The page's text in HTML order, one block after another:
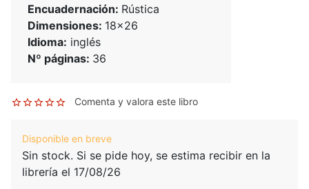
Encuadernación: Rústica
Dimensiones: 18x26
Idioma: inglés
Nº páginas: 36
Comenta y valora este libro
Disponible en breve
Sin stock. Si se pide hoy, se estima recibir en la
librería el 17/08/26